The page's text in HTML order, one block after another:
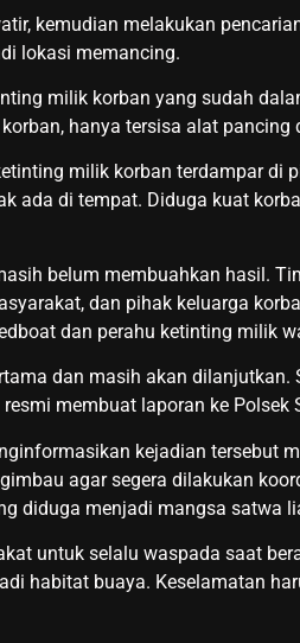
kemudian melakukan
lokasi memancing.
milik korban yang sudah
hanya tersisa alat pancing
milik korban terdampar di
ada di tempat. Diduga kuat
belum membuahkan hasil.
dan pihak keluarga
dan perahu ketinting milik
dan masih akan
membuat laporan ke Polsek
kejadian tersebut
agar segera dilakukan
diduga menjadi mangsa satwa
untuk selalu waspada saat
habitat buaya. Keselamatan